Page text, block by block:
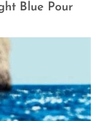
Blue Pour